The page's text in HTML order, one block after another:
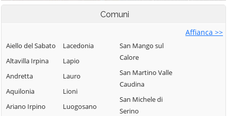
Comuni
Affianca >>
Aiello del Sabato
Altavilla Irpina
Andretta
Aquilonia
Ariano Irpino
Lacedonia
Lapio
Lauro
Lioni
Luogosano
San Mango sul
Calore
San Martino Valle
Caudina
San Michele di
Serino